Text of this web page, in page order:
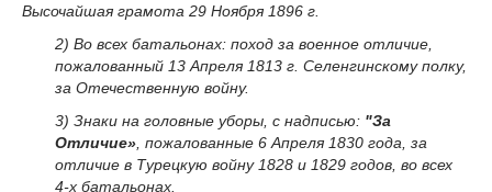
Высочайшая грамота 29 Ноября 1896 г.
2) Во всех батальонах: поход за военное отличие,
пожалованный 13 Апреля 1813 г. Селенгинскому полку,
за Отечественную войну.
3) Знаки на головные уборы, с надписью: "За
Отличие» , пожалованные 6 Апреля 1830 года, за
отличие в Турецкую войну 1828 и 1829 годов, во всех
4-х батальонах.